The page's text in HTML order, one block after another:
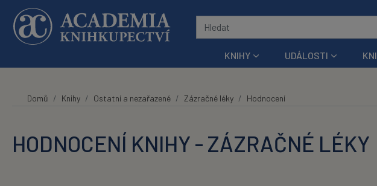
Přeskočit na hlavní obsah
KNIHY UDÁLOSTI
Domů Knihy Ostatní a nezařazené Zázračné léky Hodnocení
HODNOCENÍ KNIHY - ZÁZRAČNÉ LÉKY